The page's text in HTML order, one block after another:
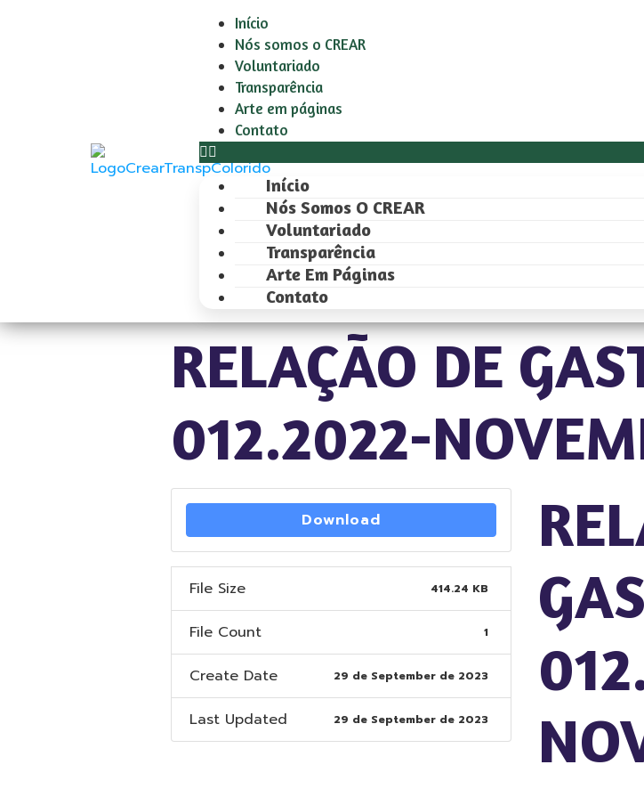
Início
Nós somos o CREAR
Voluntariado
Transparência
Arte em páginas
Contato
Início
Nós Somos O CREAR
Voluntariado
Transparência
Arte Em Páginas
Contato
RELAÇÃO DE
012.2022-
Download
File Size 414.24 KB
File Count 1
Create Date 29 de September de 2023
Last Updated 29 de September de 2023